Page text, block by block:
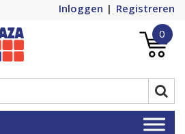
Inloggen
Registreren
1 in
0